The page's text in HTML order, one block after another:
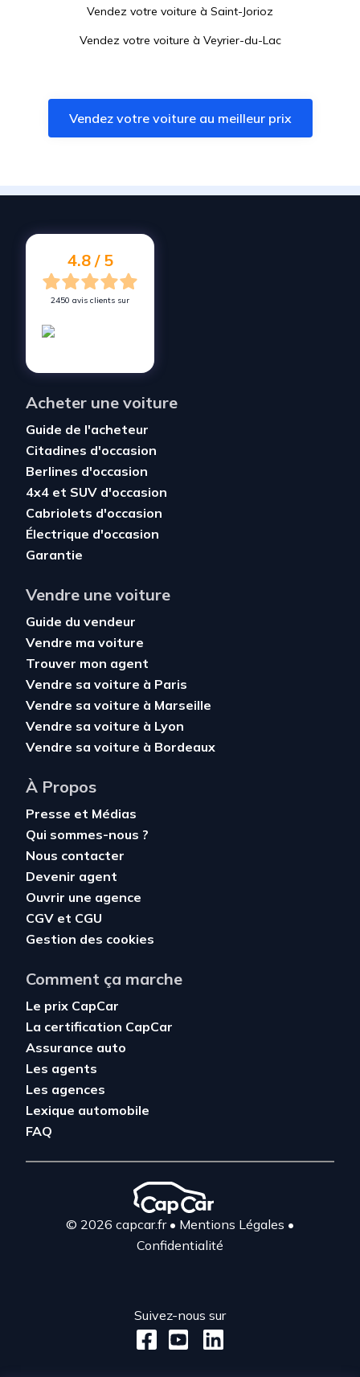
Vendez votre voiture à Saint-Jorioz
Vendez votre voiture à Veyrier-du-Lac
Vendez votre voiture àSevrier
Vendez votre voiture àVillaz
Vendez votre voiture à
Vendez votre voiture au meilleur prix
4.8 / 5
2450 avis clients sur
Acheter une voiture
Guide de l'acheteur
Citadines d'occasion
Berlines d'occasion
4x4 et SUV d'occasion
Cabriolets d'occasion
Électrique d'occasion
Garantie
Vendre une voiture
Guide du vendeur
Vendre ma voiture
Trouver mon agent
Vendre sa voiture à Paris
Vendre sa voiture à Marseille
Vendre sa voiture à Lyon
Vendre sa voiture à Bordeaux
À Propos
Presse et Médias
Qui sommes-nous ?
Nous contacter
Devenir agent
Ouvrir une agence
CGV et CGU
Gestion des cookies
Comment ça marche
Le prix CapCar
La certification CapCar
Assurance auto
Les agents
Les agences
Lexique automobile
FAQ
© 2026 capcar.fr• Mentions Légales •
Confidentialité
Suivez-nous sur